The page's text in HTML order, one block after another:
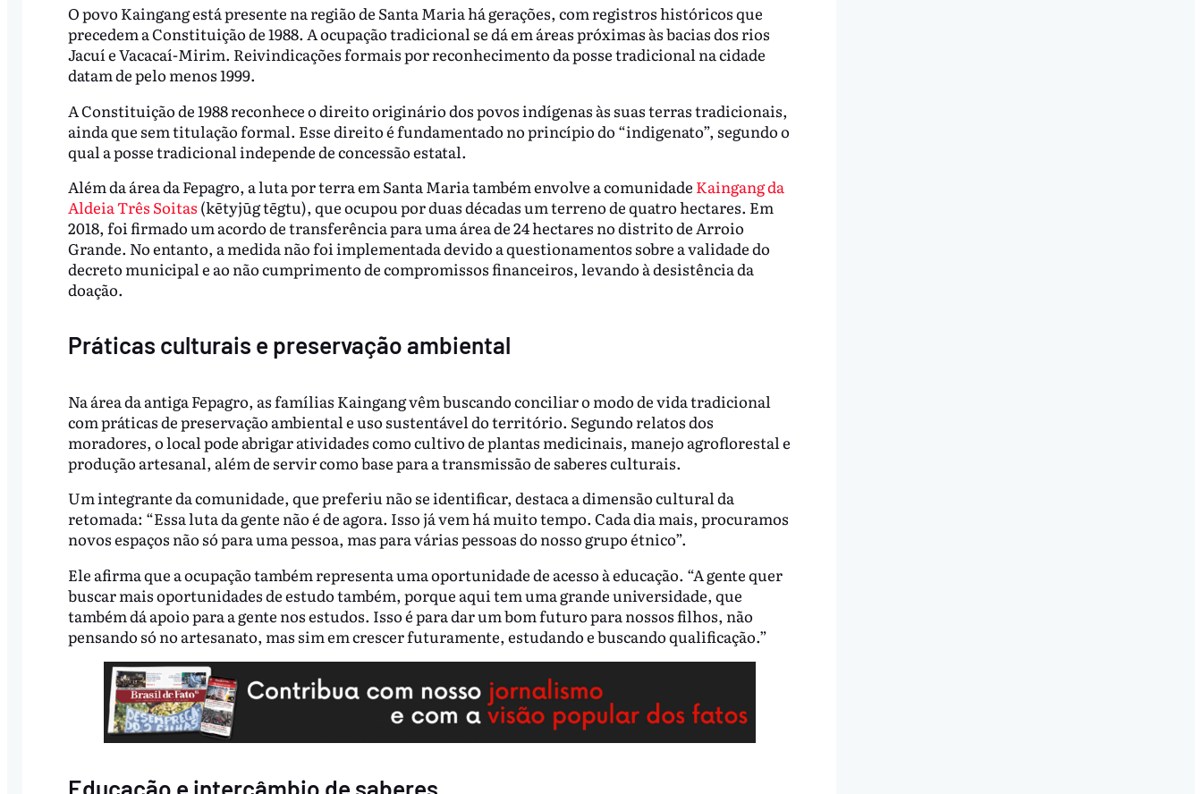
O povo Kaingang está presente na região de Santa Maria há gerações, com registros históricos que
precedem a Constituição de 1988. A ocupação tradicional se dá em áreas próximas às bacias dos rios
Jacuí e Vacacaí-Mirim. Reivindicações formais por reconhecimento da posse tradicional na cidade
datam de pelo menos 1999.
A Constituição de 1988 reconhece o direito originário dos povos indígenas às suas terras tradicionais,
ainda que sem titulação formal. Esse direito é fundamentado no princípio do “indigenato”, segundo o
qual a posse tradicional independe de concessão estatal.
Além da área da Fepagro, a luta por terra em Santa Maria também envolve a comunidade Kaingang da
Aldeia Três Soitas (kētyjūg tēgtu), que ocupou por duas décadas um terreno de quatro hectares. Em
2018, foi firmado um acordo de transferência para uma área de 24 hectares no distrito de Arroio
Grande. No entanto, a medida não foi implementada devido a questionamentos sobre a validade do
decreto municipal e ao não cumprimento de compromissos financeiros, levando à desistência da
doação.
Práticas culturais e preservação ambiental
Na área da antiga Fepagro, as famílias Kaingang vêm buscando conciliar o modo de vida tradicional
com práticas de preservação ambiental e uso sustentável do território. Segundo relatos dos
moradores, o local pode abrigar atividades como cultivo de plantas medicinais, manejo agroflorestal e
produção artesanal, além de servir como base para a transmissão de saberes culturais.
Um integrante da comunidade, que preferiu não se identificar, destaca a dimensão cultural da
retomada: “Essa luta da gente não é de agora. Isso já vem há muito tempo. Cada dia mais, procuramos
novos espaços não só para uma pessoa, mas para várias pessoas do nosso grupo étnico”.
Ele afirma que a ocupação também representa uma oportunidade de acesso à educação. “A gente quer
buscar mais oportunidades de estudo também, porque aqui tem uma grande universidade, que
também dá apoio para a gente nos estudos. Isso é para dar um bom futuro para nossos filhos, não
pensando só no artesanato, mas sim em crescer futuramente, estudando e buscando qualificação.”